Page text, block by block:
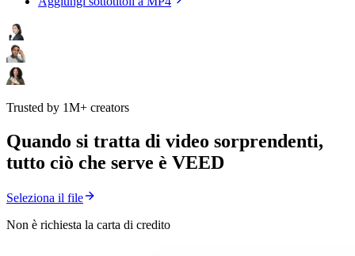
Trusted by 1M+ creators
Quando si tratta di video sorprendenti,
tutto ciò che serve è VEED
Seleziona il file
Non è richiesta la carta di credito